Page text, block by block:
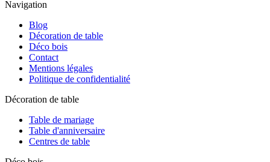
Navigation
Blog
Décoration de table
Déco bois
Contact
Mentions légales
Politique de confidentialité
Décoration de table
Table de mariage
Table d'anniversaire
Centres de table